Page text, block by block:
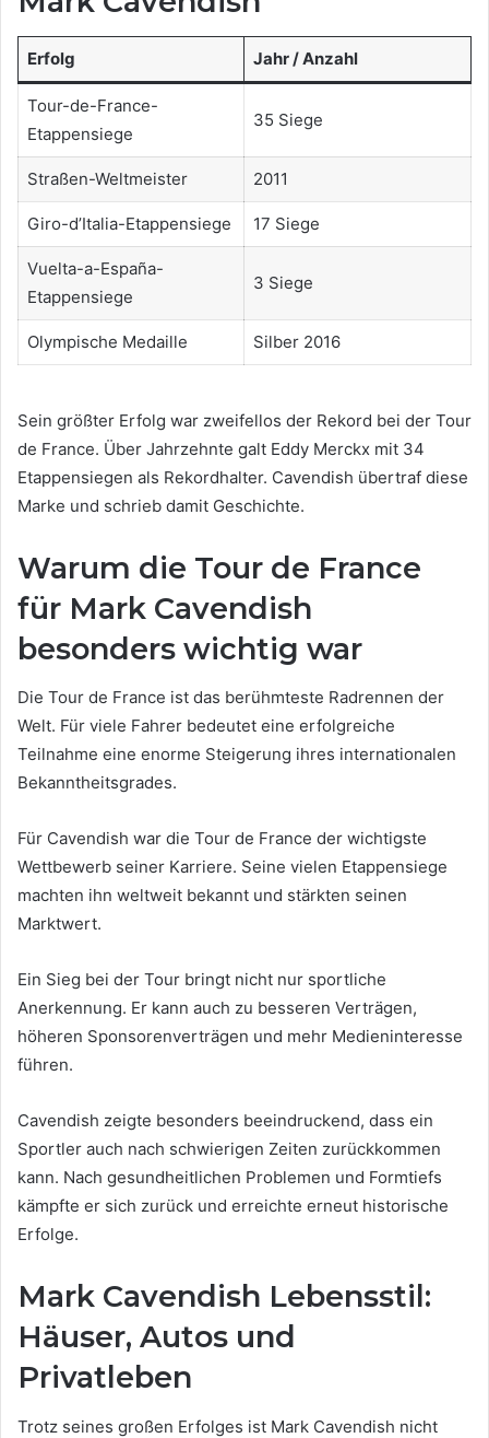
Erfolg Jahr / Anzahl
Tour-de-France-
Etappensiege
35 Siege
Straßen-Weltmeister 2011
Giro-d’Italia-Etappensiege 17 Siege
Vuelta-a-España-
Etappensiege
3 Siege
Olympische Medaille Silber 2016
Sein größter Erfolg war zweifellos der Rekord bei der Tour
de France. Über Jahrzehnte galt Eddy Merckx mit 34
Etappensiegen als Rekordhalter. Cavendish übertraf diese
Marke und schrieb damit Geschichte.
Warum die Tour de France
für Mark Cavendish
besonders wichtig war
Die Tour de France ist das berühmteste Radrennen der
Welt. Für viele Fahrer bedeutet eine erfolgreiche
Teilnahme eine enorme Steigerung ihres internationalen
Bekanntheitsgrades.
Für Cavendish war die Tour de France der wichtigste
Wettbewerb seiner Karriere. Seine vielen Etappensiege
machten ihn weltweit bekannt und stärkten seinen
Marktwert.
Ein Sieg bei der Tour bringt nicht nur sportliche
Anerkennung. Er kann auch zu besseren Verträgen,
höheren Sponsorenverträgen und mehr Medieninteresse
führen.
Cavendish zeigte besonders beeindruckend, dass ein
Sportler auch nach schwierigen Zeiten zurückkommen
kann. Nach gesundheitlichen Problemen und Formtiefs
kämpfte er sich zurück und erreichte erneut historische
Erfolge.
Mark Cavendish Lebensstil:
Häuser, Autos und
Privatleben
Trotz seines großen Erfolges ist Mark Cavendish nicht